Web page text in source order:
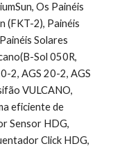
Os Painéis
(FKT-2), Painéis
Solares
Sol 050R,
2, AGS 20-2, AGS
VULCANO,
eficiente de
Sensor HDG,
Click HDG,